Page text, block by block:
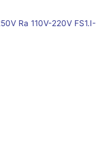
Ra 110V-220V FS1.I-